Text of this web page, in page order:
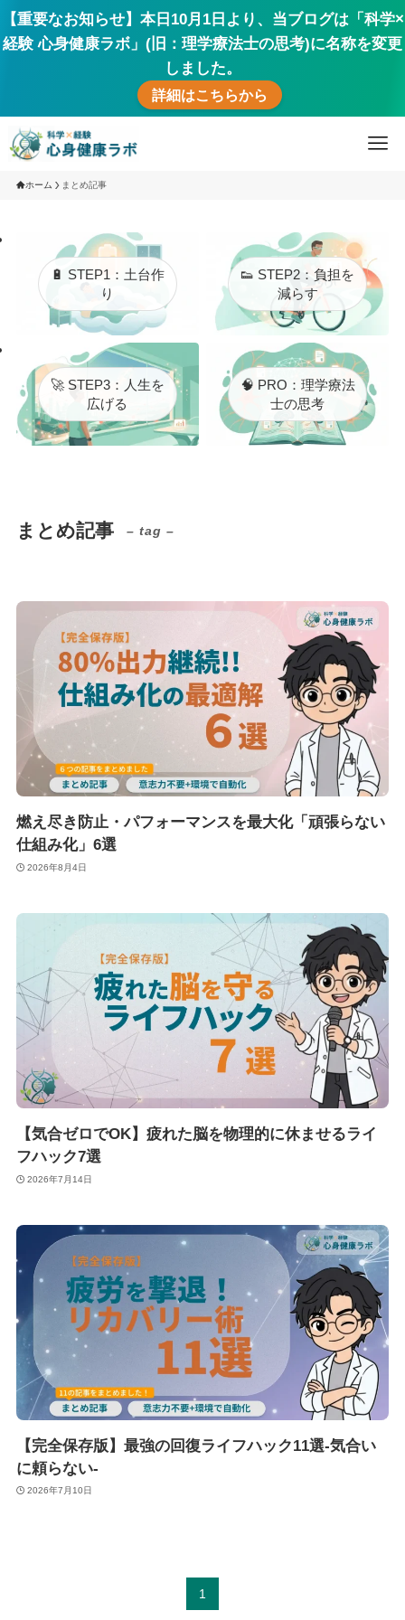
【重要なお知らせ】本日10月1日より、当ブログは「科学×
経験 心身健康ラボ」(旧：理学療法士の思考)に名称を変更
しました。
詳細はこちらから
ホーム まとめ記事
🔋 STEP1：土台作
り
👟 STEP2：負担を
減らす
🚀 STEP3：人生を
広げる
🧠 PRO：理学療法
士の思考
まとめ記事 – tag –
燃え尽き防止・パフォーマンスを最大化「頑張らない
仕組み化」6選
2026年8月4日
【気合ゼロでOK】疲れた脳を物理的に休ませるライ
フハック7選
2026年7月14日
【完全保存版】最強の回復ライフハック11選-気合い
に頼らない-
2026年7月10日
1